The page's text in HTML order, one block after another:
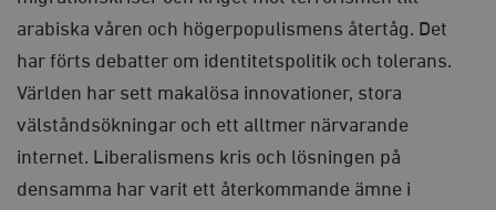
arabiska våren och högerpopulismens återtåg. Det
har förts debatter om identitetspolitik och tolerans.
Världen har sett makalösa innovationer, stora
välståndsökningar och ett alltmer närvarande
internet. Liberalismens kris och lösningen på
densamma har varit ett återkommande ämne i